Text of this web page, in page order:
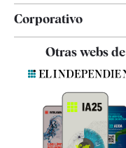
Corporativo
Quiénes somos
Otras webs de